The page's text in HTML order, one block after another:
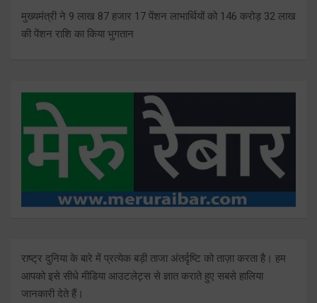
मुख्यमंत्री ने 9 लाख 87 हजार 17 पेंशन लाभार्थियों को 146 करोड़ 32 लाख
की पेंशन राशि का किया भुगतान
राष्ट्र दुनिया के बारे में प्रत्येक बड़ी ताजा अंतर्दृष्टि को ताज़ा करता है। हम
आपको इसे सीधे मीडिया आउटलेट्स से ज्ञात कराते हुए सबसे हालिया
जानकारी देते हैं।